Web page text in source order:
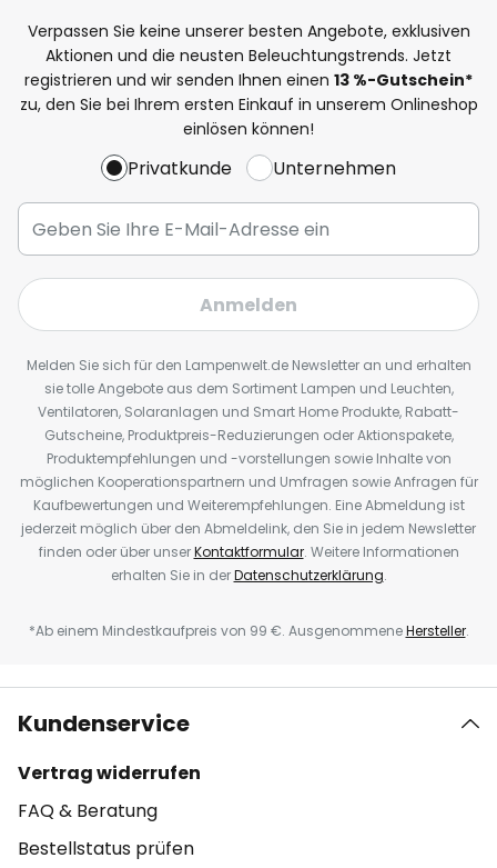
Verpassen Sie keine unserer besten Angebote, exklusiven
Aktionen und die neusten Beleuchtungstrends. Jetzt
registrieren und wir senden Ihnen einen 13 %-Gutschein*
zu, den Sie bei Ihrem ersten Einkauf in unserem Onlineshop
einlösen können!
Privatkunde Unternehmen
Anmelden
Melden Sie sich für den Lampenwelt.de Newsletter an und erhalten
sie tolle Angebote aus dem Sortiment Lampen und Leuchten,
Ventilatoren, Solaranlagen und Smart Home Produkte, Rabatt-
Gutscheine, Produktpreis-Reduzierungen oder Aktionspakete,
Produktempfehlungen und -vorstellungen sowie Inhalte von
möglichen Kooperationspartnern und Umfragen sowie Anfragen für
Kaufbewertungen und Weiterempfehlungen. Eine Abmeldung ist
jederzeit möglich über den Abmeldelink, den Sie in jedem Newsletter
finden oder über unserKontaktformular. Weitere Informationen
erhalten Sie in derDatenschutzerklärung.
*Ab einem Mindestkaufpreis von 99 €. AusgenommeneHersteller.
Kundenservice
Vertrag widerrufen
FAQ & Beratung
Bestellstatus prüfen